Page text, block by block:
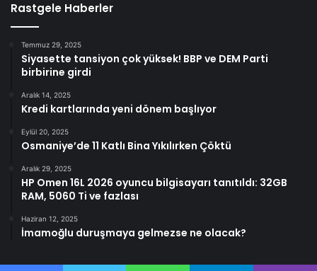
Rastgele Haberler
Temmuz 29, 2025
Siyasette tansiyon çok yüksek! BBP ve DEM Parti
birbirine girdi
Aralık 14, 2025
Kredi kartlarında yeni dönem başlıyor
Eylül 20, 2025
Osmaniye’de 11 Katlı Bina Yıkılırken Çöktü
Aralık 29, 2025
HP Omen 16L 2026 oyuncu bilgisayarı tanıtıldı: 32GB
RAM, 5060 Ti ve fazlası
Haziran 12, 2025
İmamoğlu duruşmaya gelmezse ne olacak?